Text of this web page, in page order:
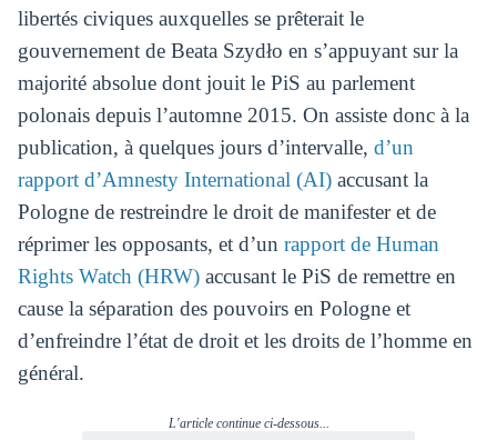
libertés civiques auxquelles se prêterait le
gouvernement de Beata Szydło en s’appuyant sur la
majorité absolue dont jouit le PiS au parlement
polonais depuis l’automne 2015. On assiste donc à la
publication, à quelques jours d’intervalle, d’un
rapport d’Amnesty International (AI)accusant la
Pologne de restreindre le droit de manifester et de
réprimer les opposants, et d’un rapport de Human
Rights Watch (HRW) accusant le PiS de remettre en
cause la séparation des pouvoirs en Pologne et
d’enfreindre l’état de droit et les droits de l’homme en
général.
L'article continue ci-dessous...